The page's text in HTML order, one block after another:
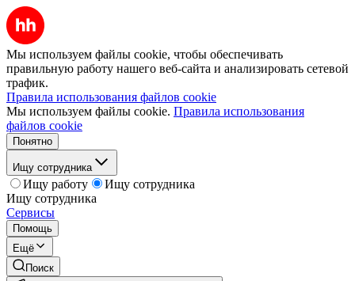
Мы используем файлы cookie, чтобы обеспечивать
правильную работу нашего веб-сайта и анализировать сетевой
трафик.
Правила использования файлов cookie
Мы используем файлы cookie. Правила использования
файлов cookie
Понятно
Ищу сотрудника
Ищу работу
Ищу сотрудника
Ищу сотрудника
Сервисы
Помощь
Ещё
Поиск